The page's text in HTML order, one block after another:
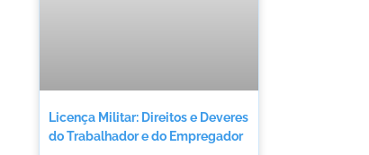
Licença Militar: Direitos e Deveres
do Trabalhador e do Empregador